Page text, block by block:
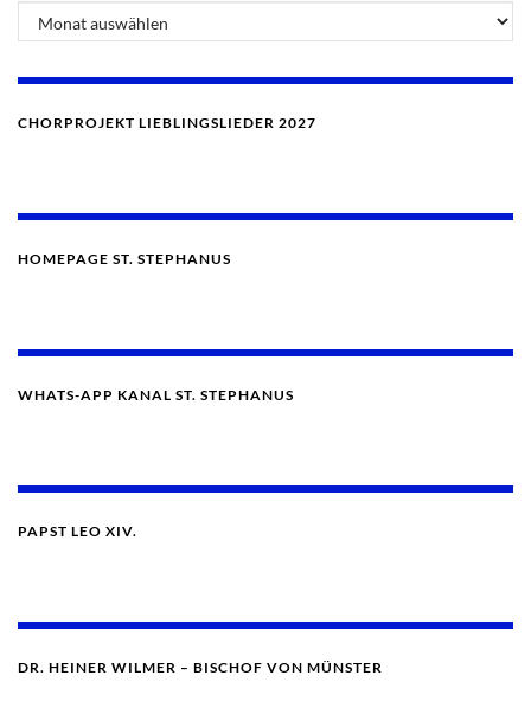
Archiv
CHORPROJEKT LIEBLINGSLIEDER 2027
HOMEPAGE ST. STEPHANUS
WHATS-APP KANAL ST. STEPHANUS
PAPST LEO XIV.
DR. HEINER WILMER – BISCHOF VON MÜNSTER